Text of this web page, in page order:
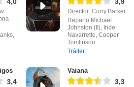
Director: Curry Barker
Reparto Michael
Johnston (II), Inde
Navarrette, Cooper
Tomlinson
Tráiler
3,4
Vaiana
3,3